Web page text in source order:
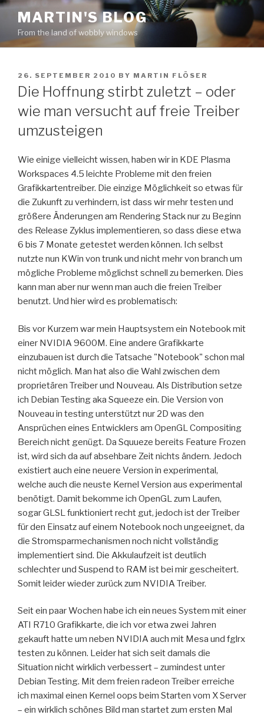
Skip
content
MARTIN'S BLOG
From the land of wobbly windows
POSTED
ON
26. SEPTEMBER 2010 BY MARTIN FLÖSER
Die Hoffnung stirbt zuletzt – oder
wie man versucht auf freie Treiber
umzusteigen
Wie einige vielleicht wissen, haben wir in KDE Plasma
Workspaces 4.5 leichte Probleme mit den freien
Grafikkartentreiber. Die einzige Möglichkeit so etwas für
die Zukunft zu verhindern, ist dass wir mehr testen und
größere Änderungen am Rendering Stack nur zu Beginn
des Release Zyklus implementieren, so dass diese etwa
6 bis 7 Monate getestet werden können. Ich selbst
nutzte nun KWin von trunk und nicht mehr von branch um
mögliche Probleme möglichst schnell zu bemerken. Dies
kann man aber nur wenn man auch die freien Treiber
benutzt. Und hier wird es problematisch:
Bis vor Kurzem war mein Hauptsystem ein Notebook mit
einer NVIDIA 9600M. Eine andere Grafikkarte
einzubauen ist durch die Tatsache "Notebook" schon mal
nicht möglich. Man hat also die Wahl zwischen dem
proprietären Treiber und Nouveau. Als Distribution setze
ich Debian Testing aka Squeeze ein. Die Version von
Nouveau in testing unterstützt nur 2D was den
Ansprüchen eines Entwicklers am OpenGL Compositing
Bereich nicht genügt. Da Squueze bereits Feature Frozen
ist, wird sich da auf absehbare Zeit nichts ändern. Jedoch
existiert auch eine neuere Version in experimental,
welche auch die neuste Kernel Version aus experimental
benötigt. Damit bekomme ich OpenGL zum Laufen,
sogar GLSL funktioniert recht gut, jedoch ist der Treiber
für den Einsatz auf einem Notebook noch ungeeignet, da
die Stromsparmechanismen noch nicht vollständig
implementiert sind. Die Akkulaufzeit ist deutlich
schlechter und Suspend to RAM ist bei mir gescheitert.
Somit leider wieder zurück zum NVIDIA Treiber.
Seit ein paar Wochen habe ich ein neues System mit einer
ATI R710 Grafikkarte, die ich vor etwa zwei Jahren
gekauft hatte um neben NVIDIA auch mit Mesa und fglrx
testen zu können. Leider hat sich seit damals die
Situation nicht wirklich verbessert – zumindest unter
Debian Testing. Mit dem freien radeon Treiber erreiche
ich maximal einen Kernel oops beim Starten vom X Server
– ein wirklich schönes Bild man startet zum ersten Mal